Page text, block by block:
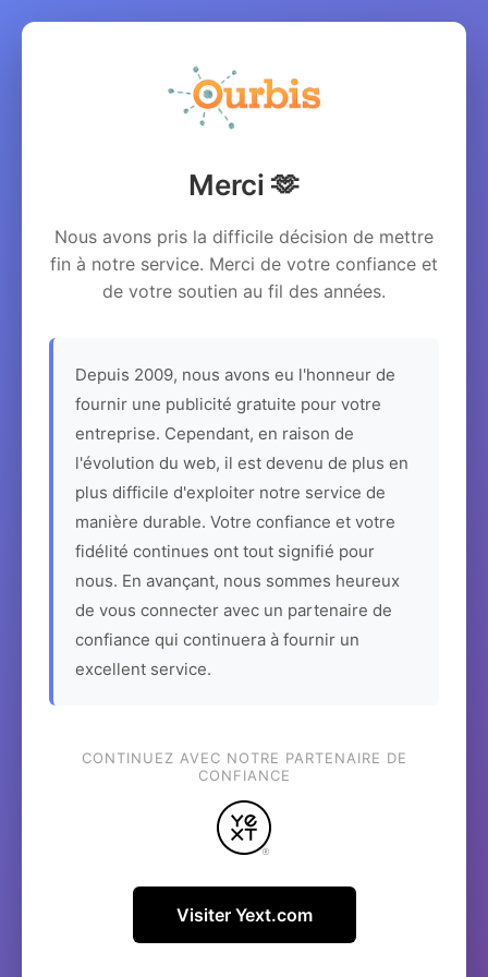
Merci 🫶
Nous avons pris la difficile décision de mettre
fin à notre service. Merci de votre confiance et
de votre soutien au fil des années.
Depuis 2009, nous avons eu l'honneur de
fournir une publicité gratuite pour votre
entreprise. Cependant, en raison de
l'évolution du web, il est devenu de plus en
plus difficile d'exploiter notre service de
manière durable. Votre confiance et votre
fidélité continues ont tout signifié pour
nous. En avançant, nous sommes heureux
de vous connecter avec un partenaire de
confiance qui continuera à fournir un
excellent service.
CONTINUEZ AVEC NOTRE PARTENAIRE DE
CONFIANCE
Visiter Yext.com